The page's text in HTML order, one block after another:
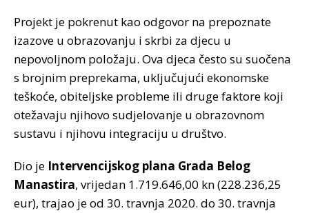
Projekt je pokrenut kao odgovor na prepoznate
izazove u obrazovanju i skrbi za djecu u
nepovoljnom položaju. Ova djeca često su suočena
s brojnim preprekama, uključujući ekonomske
teškoće, obiteljske probleme ili druge faktore koji
otežavaju njihovo sudjelovanje u obrazovnom
sustavu i njihovu integraciju u društvo.
Dio je Intervencijskog plana Grada Belog
Manastira, vrijedan 1.719.646,00 kn (228.236,25
eur), trajao je od 30. travnja 2020. do 30. travnja